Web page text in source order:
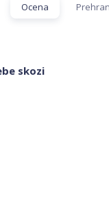
Ocena
skozi